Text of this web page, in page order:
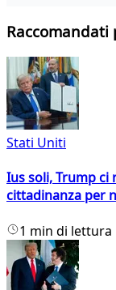
Raccomandati
Stati Uniti
Ius soli, Trump ci
cittadinanza per
1 min di lettura